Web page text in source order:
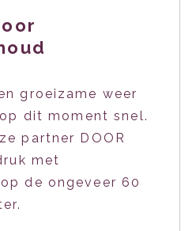
groeizame weer
dit moment snel.
partner DOOR
met
de ongeveer 60